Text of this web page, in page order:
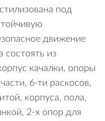
под
движение
состоять из
качалки, опоры
6-ти раскосов,
корпуса, пола,
2-х опор для